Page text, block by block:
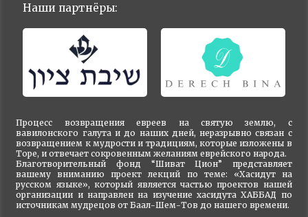
Процесс возвращения евреев на святую землю, с
вавилонского галута и до наших дней, неразрывно связан с
возвращением к мудрости и традициям, которые изложены в
Торе, и отвечает сокровенным желаниям еврейского народа.
Благотворительный фонд “Шиват Цион” представляет
вашему вниманию проект лекций по теме: «Хасидут на
русском языке», который является частью проектов нашей
организации и направлен на изучение хасидута ХАББАД по
источникам мудрецов от Баал-Шем-Тов до нашего времени.
Наши партнёры: